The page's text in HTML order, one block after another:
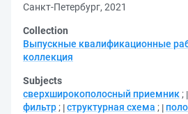
Санкт-Петербург, 2021
Collection
Выпускные квалификационные
коллекция
Subjects
сверхширокополосный приемник ;
фильтр ; структурная схема ;